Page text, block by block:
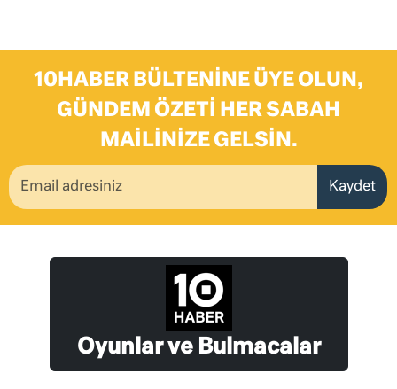
10HABER BÜLTENINE ÜYE OLUN,
GÜNDEM ÖZETI HER SABAH
MAILINIZE GELSIN.
Kaydet
Oyunlar ve Bulmacalar